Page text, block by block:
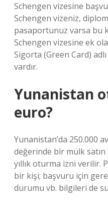
Schengen vizesine
Schengen vizeniz,
pasaportunuz varsa bu
Schengen vizesine ek
Sigorta (Green Card)
vardır.
Yunanistan
euro?
Yunanistan’da 250.000
değerinde bir mülk satın
yıllık oturma izni verilir.
bir kişi; başvuru için
durumu vb. bilgileri de